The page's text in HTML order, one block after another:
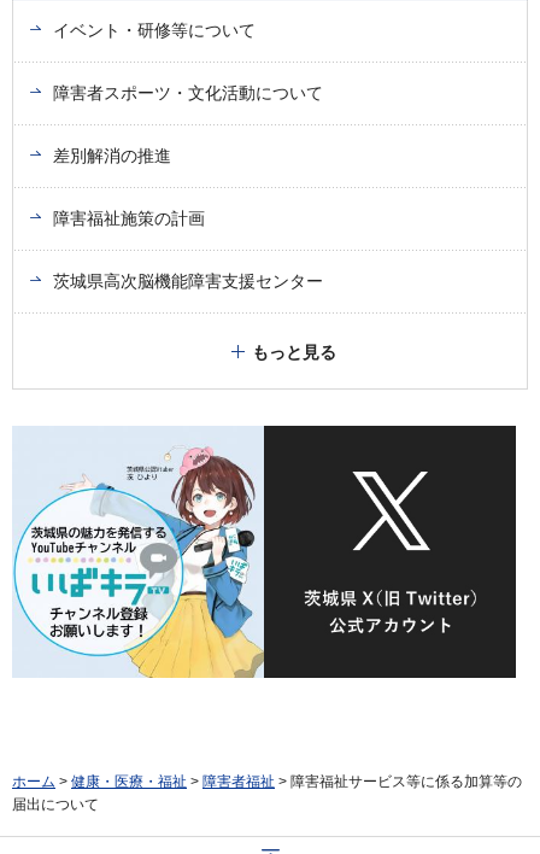
イベント・研修等について
障害者スポーツ・文化活動について
差別解消の推進
障害福祉施策の計画
茨城県高次脳機能障害支援センター
もっと見る
ホーム > 健康・医療・福祉 > 障害者福祉 > 障害福祉サービス等に係る加算等の
届出について